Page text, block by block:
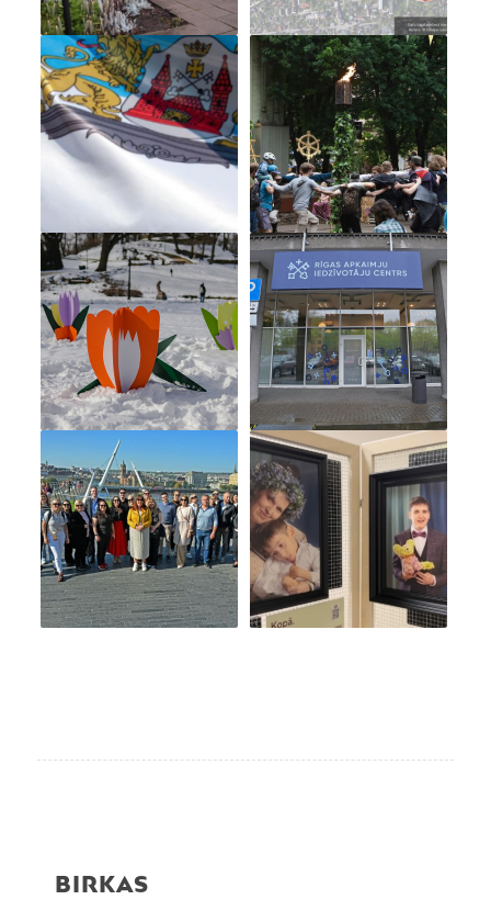
BIRKAS